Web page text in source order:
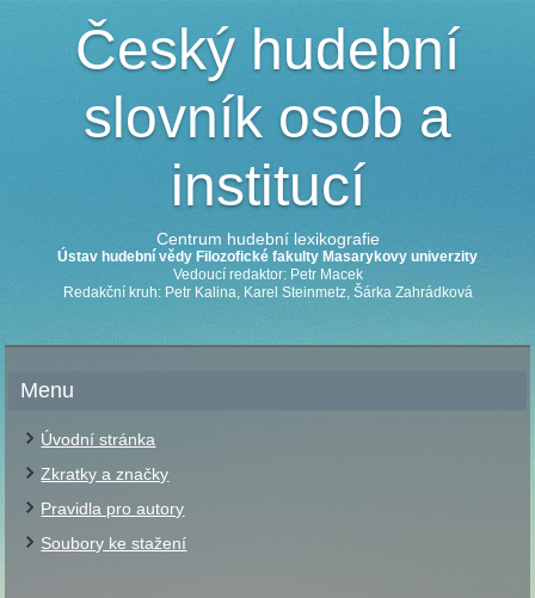
Český hudební
slovník osob a
institucí
Centrum hudební lexikografie
Ústav hudební vědy Filozofické fakulty Masarykovy univerzity
Vedoucí redaktor: Petr Macek
Redakční kruh: Petr Kalina, Karel Steinmetz, Šárka Zahrádková
Menu
Úvodní stránka
Zkratky a značky
Pravidla pro autory
Soubory ke stažení